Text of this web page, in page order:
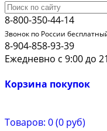
8-800-350-44-14
Звонок по России
8-904-858-93-39
Ежедневно с 9:00 до
Корзина покупок
Товаров: 0 (0 руб)